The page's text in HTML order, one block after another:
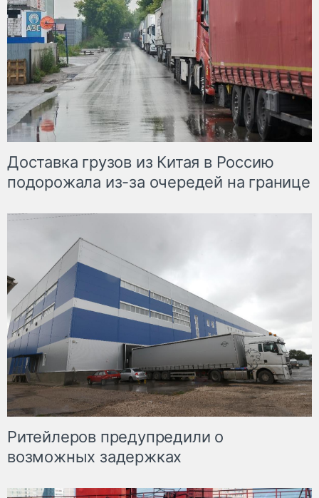
Доставка грузов из Китая в Россию
подорожала из-за очередей на границе
Ритейлеров предупредили о
возможных задержках